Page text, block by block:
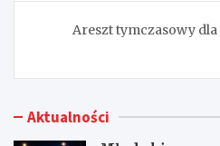
Areszt tymczasowy
Aktualności